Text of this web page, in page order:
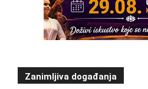
Zanimljiva događanja